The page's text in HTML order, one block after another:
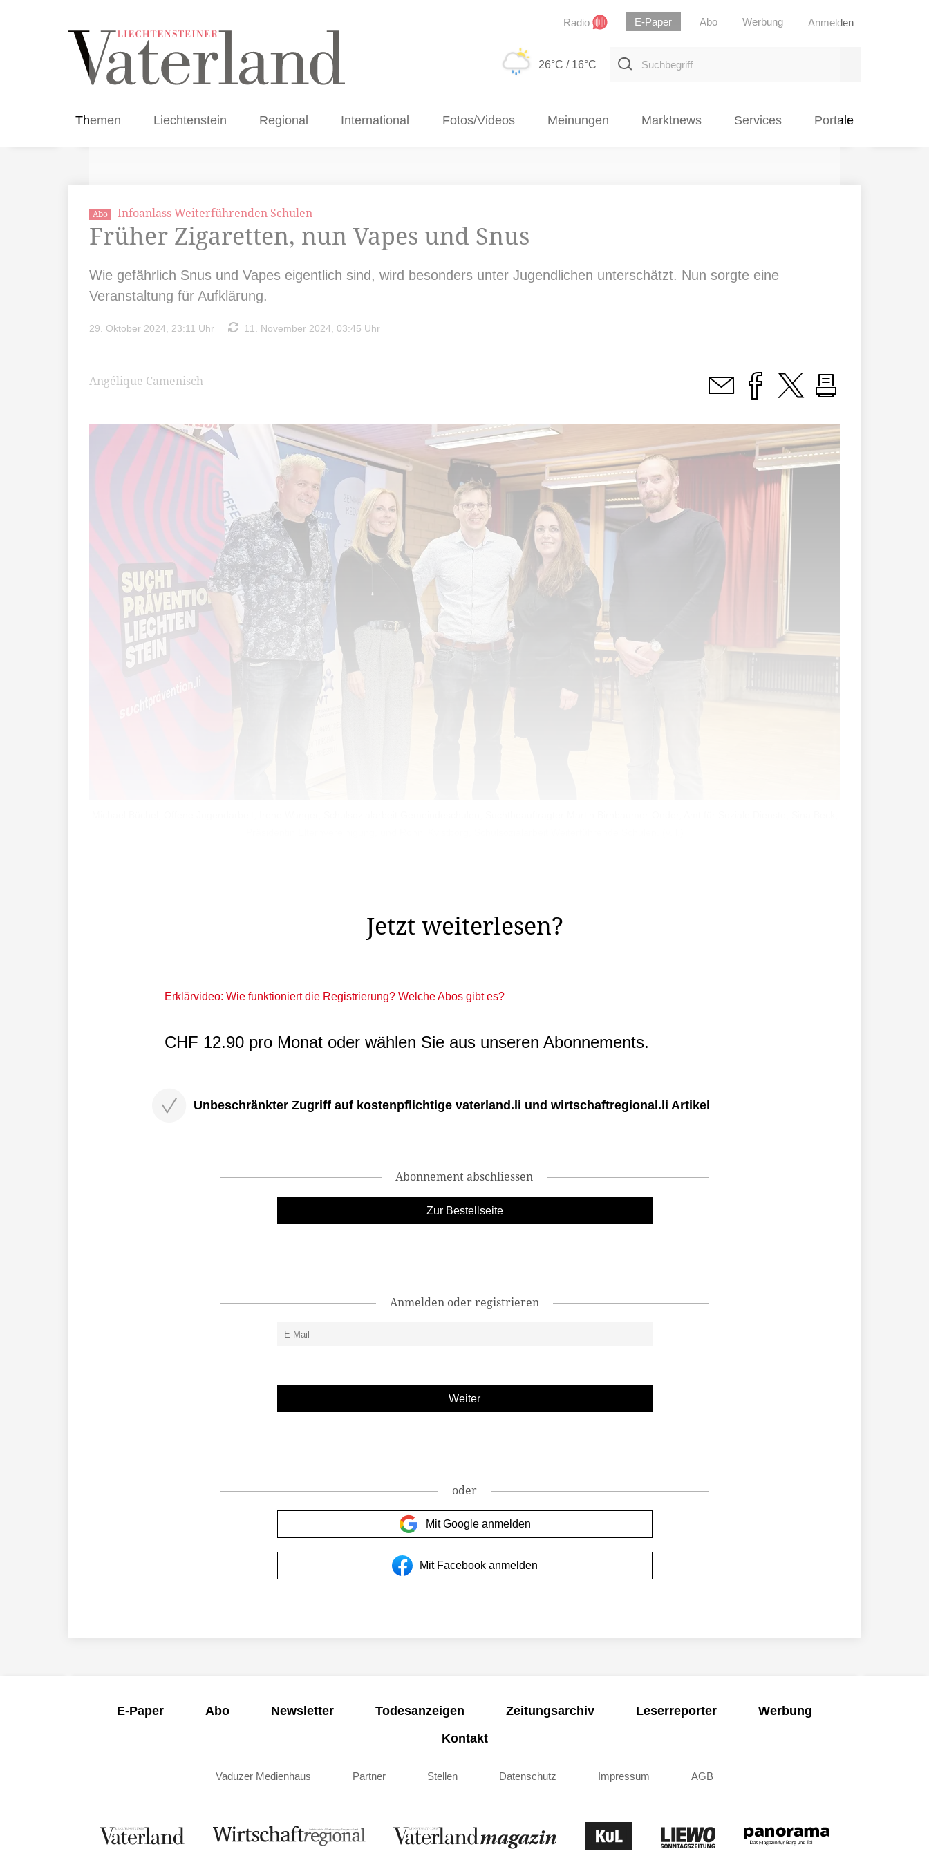
Radio E-Paper Abo Werbung Anmelden
26°C / 16°C
Suchbegriff
Themen Liechtenstein Regional International Fotos/Videos Meinungen Marktnews Services Portale
Abo Infoanlass Weiterführenden Schulen
Früher Zigaretten, nun Vapes und Snus
Wie gefährlich Snus und Vapes eigentlich sind, wird besonders unter Jugendlichen unterschätzt. Nun sorgte eine
Veranstaltung für Aufklärung.
29. Oktober 2024, 23:11 Uhr 11. November 2024, 03:45 Uhr
Angélique Camenisch
Jetzt weiterlesen?
Erklärvideo: Wie funktioniert die Registrierung? Welche Abos gibt es?
CHF 12.90 pro Monat oder wählen Sie aus unseren Abonnements.
Unbeschränkter Zugriff auf kostenpflichtige vaterland.li und wirtschaftregional.li Artikel
Abonnement abschliessen
Zur Bestellseite
Anmelden oder registrieren
oder
Mit Google anmelden
Mit Facebook anmelden
E-Paper Abo Newsletter Todesanzeigen Zeitungsarchiv Leserreporter
Werbung
Kontakt
Vaduzer Medienhaus Partner Stellen Datenschutz Impressum AGB